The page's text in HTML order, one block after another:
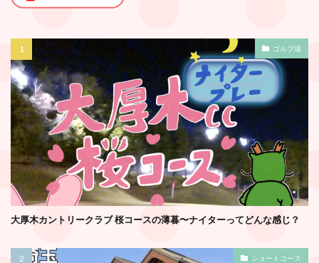
ゴルフ場
大厚木カントリークラブ 桜コースの薄暮〜ナイターってどんな感じ？
ショートコース